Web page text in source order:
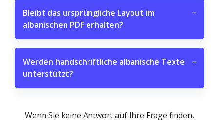
Bleibt das ursprüngliche Layout im
albanischen PDF erhalten?
−
Werden handschriftliche albanische Texte
unterstützt?
−
Wenn Sie keine Antwort auf Ihre Frage finden,